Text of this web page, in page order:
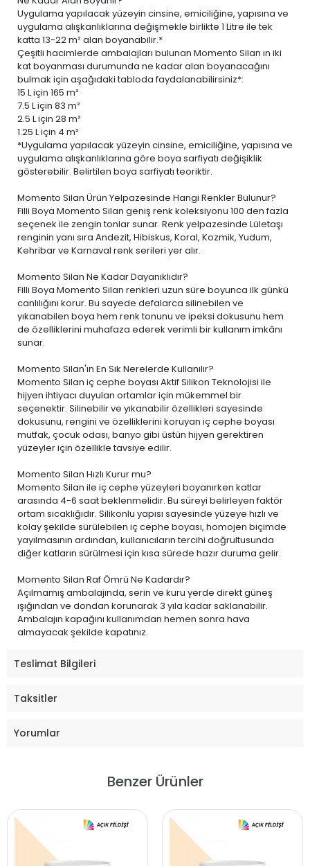
Uygulama yapılacak yüzeyin cinsine, emiciliğine, yapısına ve
uygulama alışkanlıklarına değişmekle birlikte 1 Litre ile tek
katta 13-22 m² alan boyanabilir.*
Çeşitli hacimlerde ambalajları bulunan Momento Silan ın iki
kat boyanması durumunda ne kadar alan boyanacağını
bulmak için aşağıdaki tabloda faydalanabilirsiniz*:
15 Liçin 165 m²
7.5 Liçin 83 m²
2.5 Liçin 28 m²
1.25 Liçin 4 m²
*Uygulama yapılacak yüzeyin cinsine, emiciliğine, yapısına ve
uygulama alışkanlıklarına göre boya sarfiyatı değişiklik
gösterebilir. Belirtilen boya sarfiyatı teoriktir.
Momento Silan Ürün Yelpazesinde Hangi Renkler Bulunur?
Filli Boya Momento Silan geniş renk koleksiyonu 100 den fazla
seçenek ile zengin tonlar sunar. Renk yelpazesinde Lületaşı
renginin yanı sıra Andezit, Hibiskus, Koral, Kozmik, Yudum,
Kehribar ve Karnaval renk serileri yer alır.
Momento Silan Ne Kadar Dayanıklıdır?
Filli Boya Momento Silan renkleri uzun süre boyunca ilk günkü
canlılığını korur. Bu sayede defalarca silinebilen ve
yıkanabilen boya hem renk tonunu ve ipeksi dokusunu hem
de özelliklerini muhafaza ederek verimli bir kullanım imkânı
sunar.
Momento Silan'ın En Sık Nerelerde Kullanılır?
Momento Silan iç cephe boyası Aktif Silikon Teknolojisi ile
hijyen ihtiyacı duyulan ortamlar için mükemmel bir
seçenektir. Silinebilir ve yıkanabilir özellikleri sayesinde
dokusunu, rengini ve özelliklerini koruyan iç cephe boyası
mutfak, çocuk odası, banyo gibi üstün hijyen gerektiren
yüzeyler için özellikle tavsiye edilir.
Momento Silan Hızlı Kurur mu?
Momento Silan ile iç cephe yüzeyleri boyanırken katlar
arasında 4-6 saat beklenmelidir. Bu süreyi belirleyen faktör
ortam sıcaklığıdır. Silikonlu yapısı sayesinde yüzeye hızlı ve
kolay şekilde sürülebilen iç cephe boyası, homojen biçimde
yayılmasının ardından, kullanıcıların tercihi doğrultusunda
diğer katların sürülmesi için kısa sürede hazır duruma gelir.
Momento Silan Raf Ömrü Ne Kadardır?
Açılmamış ambalajında, serin ve kuru yerde direkt güneş
ışığından ve dondan korunarak 3 yıla kadar saklanabilir.
Ambalajın kapağını kullanımdan hemen sonra hava
almayacak şekilde kapatınız.
Teslimat Bilgileri
Taksitler
Yorumlar
Benzer Ürünler